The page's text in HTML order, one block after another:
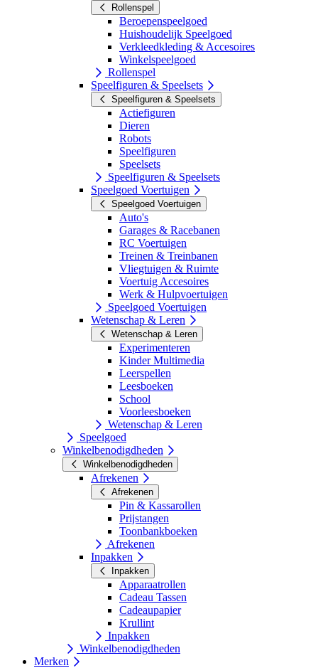
Rollenspel
Beroepenspeelgoed
Huishoudelijk Speelgoed
Verkleedkleding & Accesoires
Winkelspeelgoed
Rollenspel
Speelfiguren & Speelsets
Speelfiguren & Speelsets
Actiefiguren
Dieren
Robots
Speelfiguren
Speelsets
Speelfiguren & Speelsets
Speelgoed Voertuigen
Speelgoed Voertuigen
Auto's
Garages & Racebanen
RC Voertuigen
Treinen & Treinbanen
Vliegtuigen & Ruimte
Voertuig Accesoires
Werk & Hulpvoertuigen
Speelgoed Voertuigen
Wetenschap & Leren
Wetenschap & Leren
Experimenteren
Kinder Multimedia
Leerspellen
Leesboeken
School
Voorleesboeken
Wetenschap & Leren
Speelgoed
Winkelbenodigdheden
Winkelbenodigdheden
Afrekenen
Afrekenen
Pin & Kassarollen
Prijstangen
Toonbankboeken
Afrekenen
Inpakken
Inpakken
Apparaatrollen
Cadeau Tassen
Cadeaupapier
Krullint
Inpakken
Winkelbenodigdheden
Merken